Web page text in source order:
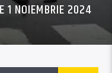
1 NOIEMBRIE 2024